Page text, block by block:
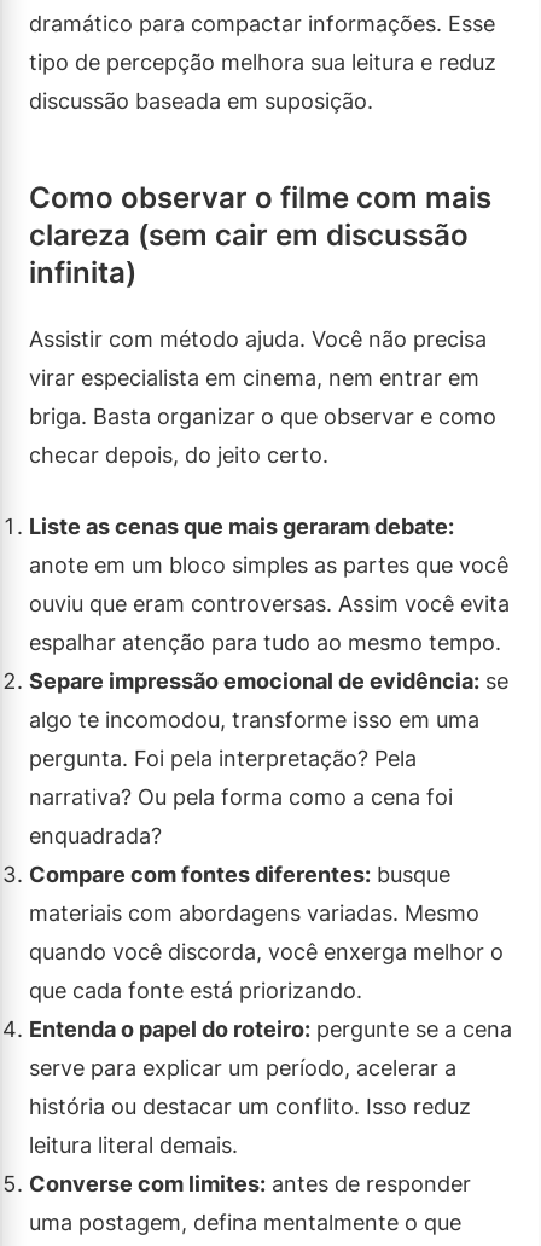
dramático para compactar informações. Esse
tipo de percepção melhora sua leitura e reduz
discussão baseada em suposição.
Como observar o filme com mais
clareza (sem cair em discussão
infinita)
Assistir com método ajuda. Você não precisa
virar especialista em cinema, nem entrar em
briga. Basta organizar o que observar e como
checar depois, do jeito certo.
Liste as cenas que mais geraram debate:
anote em um bloco simples as partes que você
ouviu que eram controversas. Assim você evita
espalhar atenção para tudo ao mesmo tempo.
Separe impressão emocional de evidência: se
algo te incomodou, transforme isso em uma
pergunta. Foi pela interpretação? Pela
narrativa? Ou pela forma como a cena foi
enquadrada?
Compare com fontes diferentes: busque
materiais com abordagens variadas. Mesmo
quando você discorda, você enxerga melhor o
que cada fonte está priorizando.
Entenda o papel do roteiro: pergunte se a cena
serve para explicar um período, acelerar a
história ou destacar um conflito. Isso reduz
leitura literal demais.
Converse com limites: antes de responder
uma postagem, defina mentalmente o que